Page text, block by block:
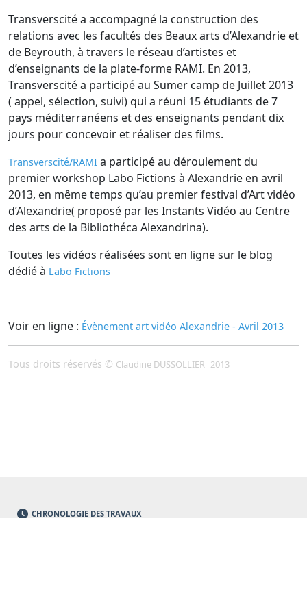
Transverscité a accompagné la construction des
relations avec les facultés des Beaux arts d’Alexandrie et
de Beyrouth, à travers le réseau d’artistes et
d’enseignants de la plate-forme RAMI. En 2013,
Transverscité a participé au Sumer camp de Juillet 2013
( appel, sélection, suivi) qui a réuni 15 étudiants de 7
pays méditerranéens et des enseignants pendant dix
jours pour concevoir et réaliser des films.
Transverscité/RAMI a participé au déroulement du
premier workshop Labo Fictions à Alexandrie en avril
2013, en même temps qu’au premier festival d’Art vidéo
d’Alexandrie( proposé par les Instants Vidéo au Centre
des arts de la Bibliothéca Alexandrina).
Toutes les vidéos réalisées sont en ligne sur le blog
dédié à Labo Fictions
Voir en ligne : Évènement art vidéo Alexandrie - Avril 2013
Tous droits réservés © Claudine DUSSOLLIER 2013
CHRONOLOGIE DES TRAVAUX